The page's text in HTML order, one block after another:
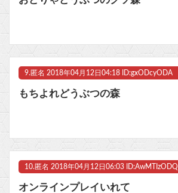
9. 匿名 2018年04月12日04:18 ID:gxODcyODA
もちよれどうぶつの森
10. 匿名 2018年04月12日06:03 ID:AwMTIzODQ
オンラインプレイいれて